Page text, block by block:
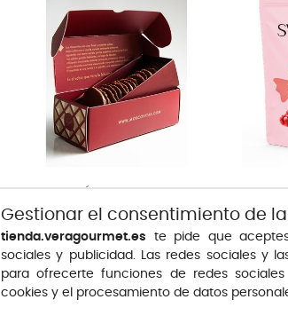
Precio
13,10 € Precio
2,50 €
Gestionar el consentimiento de
tienda.veragourmet.es te pide que
sociales y publicidad. Las redes sociales y
para ofrecerte funciones de redes
cookies y el procesamiento de datos